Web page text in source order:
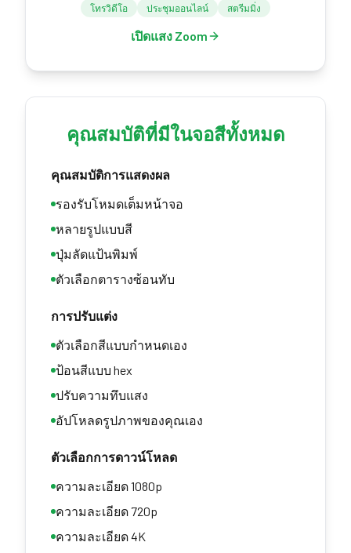
โทรวิดีโอ ประชุมออนไลน์ สตรีมมิ่ง
เปิดแสง Zoom
คุณสมบัติที่มีในจอสีทั้งหมด
คุณสมบัติการแสดงผล
รองรับโหมดเต็มหน้าจอ
หลายรูปแบบสี
ปุ่มลัดแป้นพิมพ์
ตัวเลือกตารางซ้อนทับ
การปรับแต่ง
ตัวเลือกสีแบบกำหนดเอง
ป้อนสีแบบ hex
ปรับความทึบแสง
อัปโหลดรูปภาพของคุณเอง
ตัวเลือกการดาวน์โหลด
ความละเอียด 1080p
ความละเอียด 720p
ความละเอียด 4K